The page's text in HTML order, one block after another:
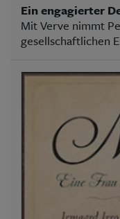
Ein engagierter
Mit Verve nimmt
gesellschaftlichen